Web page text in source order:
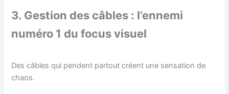
3. Gestion des câbles : l’ennemi
numéro 1 du focus visuel
Des câbles qui pendent partout créent une sensation de
chaos.